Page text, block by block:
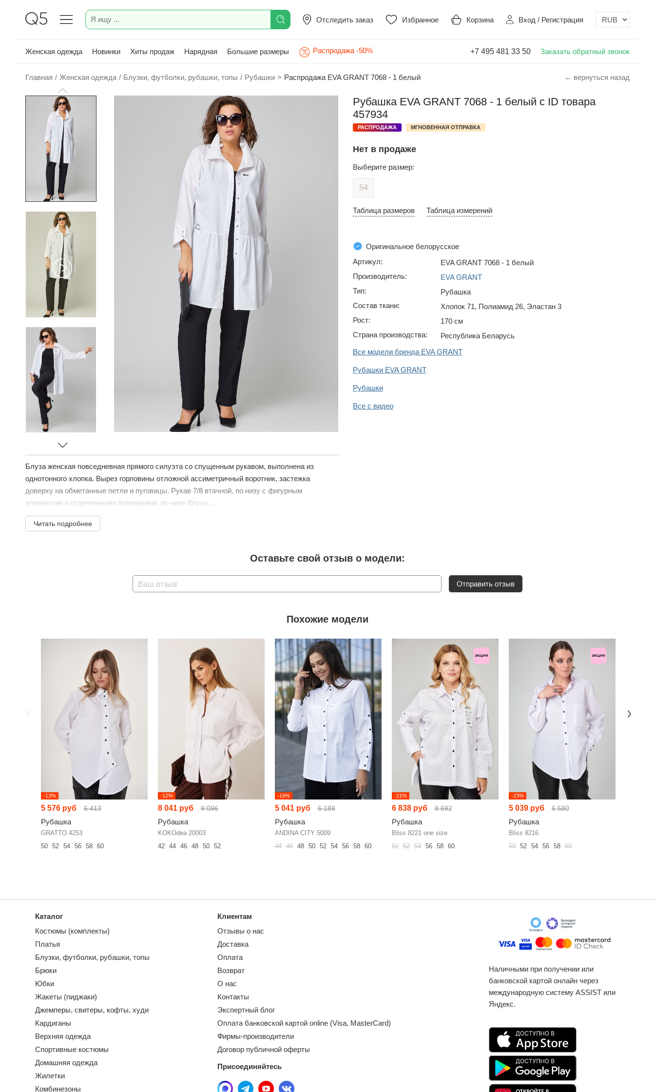
Отследить заказ Избранное Корзина Вход / Регистрация
Женская одежда Новинки Хиты продаж Нарядная Большие размеры Распродажа -50% +7 495 481 33 50 Заказать обратный звонок
Главная / Женская одежда / Блузки, футболки, рубашки, топы / Рубашки > Распродажа EVA GRANT 7068 - 1 белый ← вернуться назад
Блуза женская повседневная прямого силуэта со спущенным рукавом, выполнена из
однотонного хлопка. Вырез горловины отложной ассиметричный воротник, застежка
доверху на обметанные петли и пуговицы. Рукав 7/8 втачной, по низу с фигурным
элементом и отделочными пуговицами, по низу блузы ...
Читать подробнее
Рубашка EVA GRANT 7068 - 1 белый с ID товара
457934
РАСПРОДАЖА МГНОВЕННАЯ ОТПРАВКА
Нет в продаже
Выберите размер:
54
Таблица размеров Таблица измерений
Оригинальное белорусское
Артикул:
EVA GRANT 7068 - 1 белый
Производитель:
EVA GRANT
Тип:
Рубашка
Состав ткани:
Хлопок 71, Полиамид 26, Эластан 3
Рост:
170 см
Страна производства:
Республика Беларусь
Все модели бренда EVA GRANT
Рубашки EVA GRANT
Рубашки
Все с видео
Оставьте свой отзыв о модели:
Ваш отзыв Отправить отзыв
Похожие модели
-13%
5 576 руб 6 413
Рубашка
GRATTO 4253
50
52 54 56 58 60
-12%
8 041 руб 9 096
Рубашка
KOKOdea 20003
42
44 46 48 50 52
-19%
5 041 руб 6 188
Рубашка
ANDINA CITY 5009
44 46 48 50 52 54 56 58 60
-21%
6 838 руб 8 692
Рубашка
Bliss 8221 one size
50 52 54 56 58 60
-23%
5 039 руб 6 580
Рубашка
Bliss 8216
50
52 54 56 58 60
Каталог
Костюмы (комплекты)
Платья
Блузки, футболки, рубашки, топы
Брюки
Юбки
Жакеты (пиджаки)
Джемперы, свитеры, кофты, худи
Кардиганы
Верхняя одежда
Спортивные костюмы
Домашняя одежда
Жилетки
Комбинезоны
Клиентам
Отзывы о нас
Доставка
Оплата
Возврат
О нас
Контакты
Экспертный блог
Оплата банковской картой online (Visa, MasterCard)
Фирмы-производители
Договор публичной оферты
Присоединяйтесь
Наличными при получении или
банковской картой онлайн через
международную систему ASSIST или
Яндекс.